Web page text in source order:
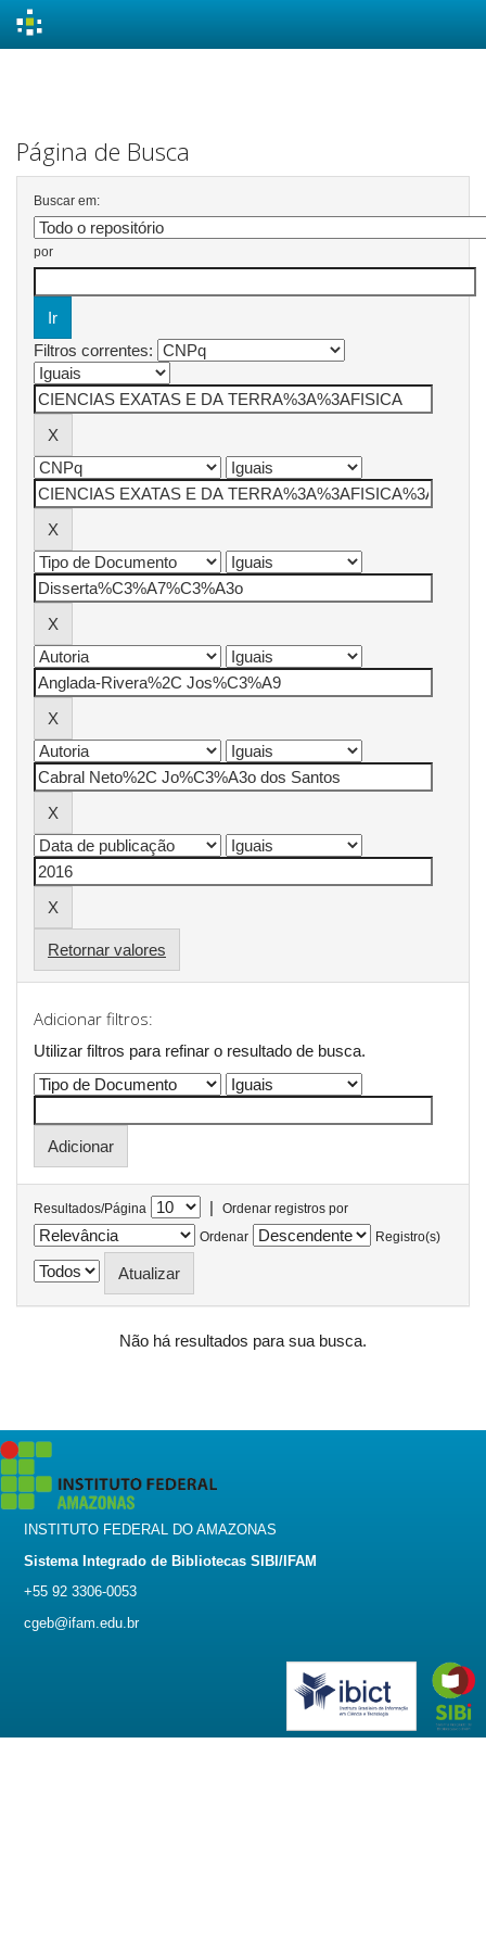
Página de Busca
Buscar em:
por
Filtros correntes:
Retornar valores
Adicionar filtros:
Utilizar filtros para refinar o resultado de busca.
Resultados/Página |
Ordenar registros por
Ordenar
Registro(s)
Não há resultados para sua busca.
INSTITUTO FEDERAL DO AMAZONAS
Sistema Integrado de Bibliotecas SIBI/IFAM
+55 92 3306-0053
cgeb@ifam.edu.br